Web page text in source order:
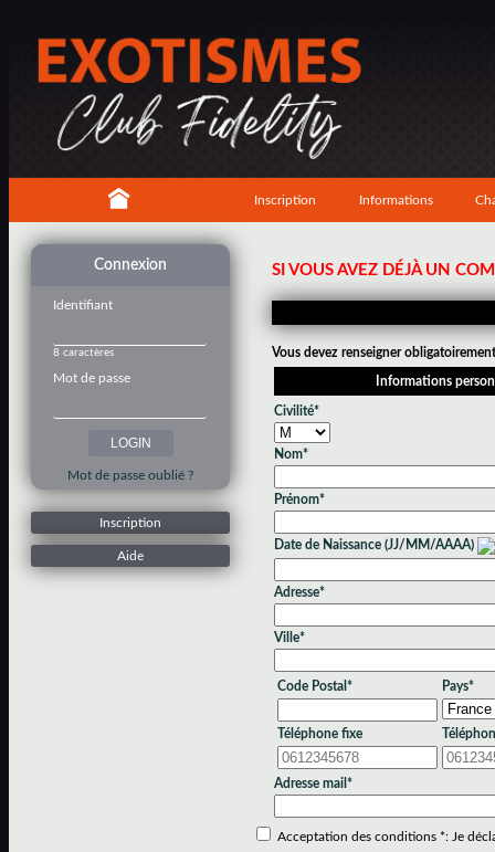
Inscription Informations
Connexion
Identifiant
8 caractères
Mot de passe
Mot de passe oublié ?
Inscription
Aide
SI VOUS AVEZ DÉJÀ UN
Vous devez renseigner
Informations
Civilité*
Nom*
Prénom*
Date de Naissance (JJ/MM/AAAA)
Adresse*
Ville*
Code Postal* Pays*
Téléphone fixe
Adresse mail*
Acceptation des conditions *: Je